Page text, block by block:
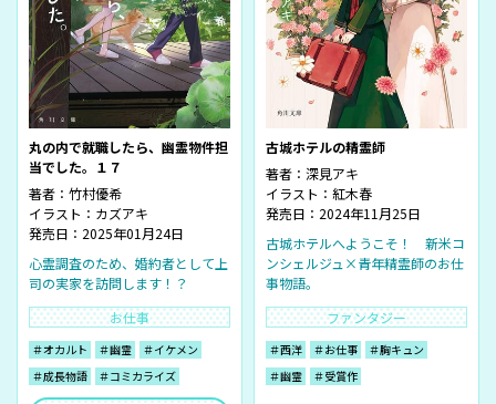
丸の内で就職したら、幽霊物件担
当でした。１７
著者： 竹村優希
イラスト： カズアキ
発売日：2025年01月24日
心霊調査のため、婚約者として上
司の実家を訪問します！？
お仕事
＃オカルト ＃幽霊
＃イケメン
＃成長物語
＃コミカライズ
古城ホテルの精霊師
著者： 深見アキ
イラスト： 紅木春
発売日：2024年11月25日
古城ホテルへようこそ！ 新米コ
ンシェルジュ×青年精霊師のお仕
事物語。
ファンタジー
＃西洋 ＃お仕事
＃胸キュン
＃幽霊
＃受賞作